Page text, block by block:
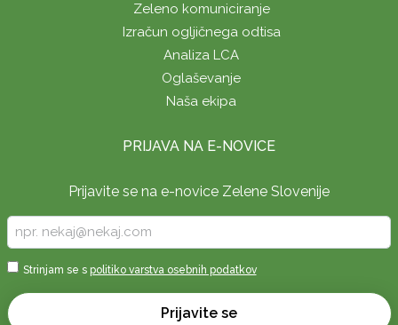
Zeleno komuniciranje
Izračun ogljičnega odtisa
Analiza LCA
Oglaševanje
Naša ekipa
PRIJAVA NA E-NOVICE
Prijavite se na e-novice Zelene Slovenije
vaš
e-
Sprejmi
*
Strinjam se s politiko varstva osebnih podatkov
Prijavite se